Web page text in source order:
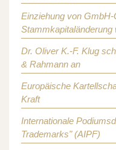
Einziehung von
Stammkapitaländerung
Dr. Oliver K.-F. Klug
& Rahmann an
Europäische
Kraft
Internationale
Trademarks" (AIPF)